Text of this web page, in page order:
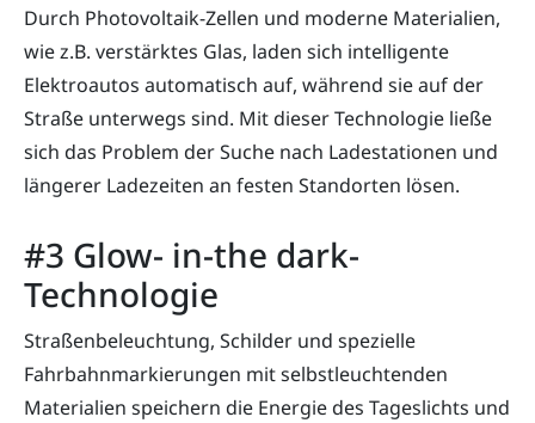
Durch Photovoltaik-Zellen und moderne Materialien,
wie z.B. verstärktes Glas, laden sich intelligente
Elektroautos automatisch auf, während sie auf der
Straße unterwegs sind. Mit dieser Technologie ließe
sich das Problem der Suche nach Ladestationen und
längerer Ladezeiten an festen Standorten lösen.
#3 Glow- in-the dark-
Technologie
Straßenbeleuchtung, Schilder und spezielle
Fahrbahnmarkierungen mit selbstleuchtenden
Materialien speichern die Energie des Tageslichts und